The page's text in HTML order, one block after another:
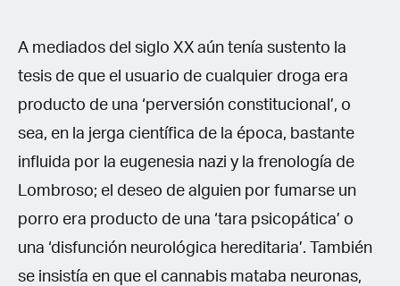
A mediados del siglo XX aún tenía sustento la
tesis de que el usuario de cualquier droga era
producto de una ‘perversión constitucional’, o
sea, en la jerga científica de la época, bastante
influida por la eugenesia nazi y la frenología de
Lombroso; el deseo de alguien por fumarse un
porro era producto de una ‘tara psicopática’ o
una ‘disfunción neurológica hereditaria’. También
se insistía en que el cannabis mataba neuronas,